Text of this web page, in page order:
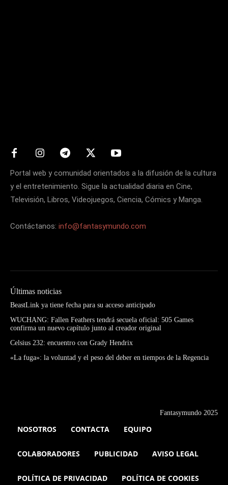
Portal web y comunidad orientados a la difusión de la cultura
y el entretenimiento. Sigue la actualidad diaria en Cine,
Televisión, Libros, Videojuegos, Ciencia, Cómics y Manga.
Contáctanos: info@fantasymundo.com
Últimas noticias
BeastLink ya tiene fecha para su acceso anticipado
WUCHANG: Fallen Feathers tendrá secuela oficial: 505 Games
confirma un nuevo capítulo junto al creador original
Celsius 232: encuentro con Grady Hendrix
«La fuga»: la voluntad y el peso del deber en tiempos de la Regencia
Fantasymundo 2025
NOSOTROS CONTACTA EQUIPO
COLABORADORES PUBLICIDAD AVISO LEGAL
POLÍTICA DE PRIVACIDAD POLÍTICA DE COOKIES